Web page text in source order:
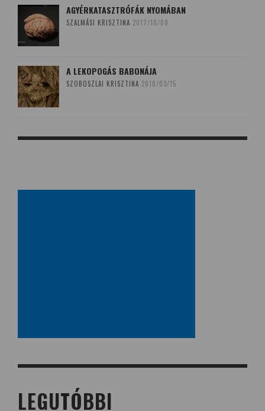
AGYÉRKATASZTRÓFÁK NYOMÁBAN
SZALMÁSI KRISZTINA 2017/10/08
A LEKOPOGÁS BABONÁJA
SZOBOSZLAI KRISZTINA 2018/03/15
LEGUTÓBBI